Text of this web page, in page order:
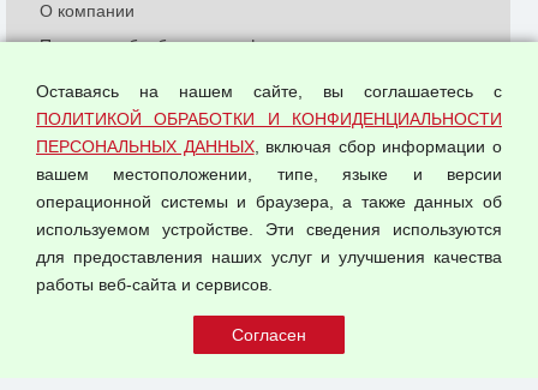
© 2026 ООО "Феникс"
О компании
Политика обработки и конфиденциальности
Согласием на обработку персональных данных
Оферта оптовой купли-продажи
Публичная оферта
Оставаясь на нашем сайте, вы соглашаетесь с
ПОЛИТИКОЙ ОБРАБОТКИ И КОНФИДЕНЦИАЛЬНОСТИ
ПЕРСОНАЛЬНЫХ ДАННЫХ, включая сбор информации о
вашем местоположении, типе, языке и версии
операционной системы и браузера, а также данных об
используемом устройстве. Эти сведения используются
для предоставления наших услуг и улучшения качества
работы веб-сайта и сервисов.